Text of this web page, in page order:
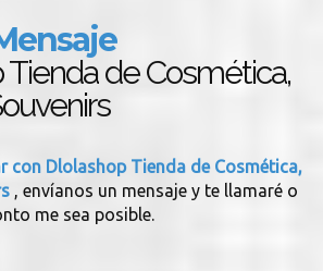
Tienda de Cosmética,
con Dlolashop Tienda de Cosmética,
, envíanos un mensaje y te llamaré o
me sea posible.